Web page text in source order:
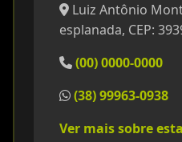
Luiz Antônio
esplanada, CEP:
(00) 0000-0000
(38) 99963-0938
Ver mais sobre